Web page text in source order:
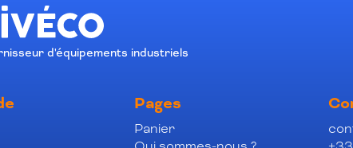
d'équipements industriels
Pages
Panier